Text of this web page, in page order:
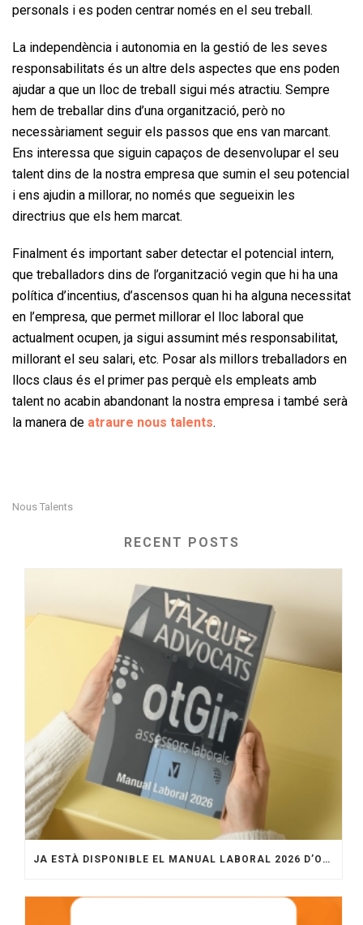
personals i es poden centrar només en el seu treball.
La independència i autonomia en la gestió de les seves
responsabilitats és un altre dels aspectes que ens poden
ajudar a que un lloc de treball sigui més atractiu. Sempre
hem de treballar dins d’una organització, però no
necessàriament seguir els passos que ens van marcant.
Ens interessa que siguin capaços de desenvolupar el seu
talent dins de la nostra empresa que sumin el seu potencial
i ens ajudin a millorar, no només que segueixin les
directrius que els hem marcat.
Finalment és important saber detectar el potencial intern,
que treballadors dins de l’organització vegin que hi ha una
política d’incentius, d’ascensos quan hi ha alguna necessitat
en l’empresa, que permet millorar el lloc laboral que
actualment ocupen, ja sigui assumint més responsabilitat,
millorant el seu salari, etc. Posar als millors treballadors en
llocs claus és el primer pas perquè els empleats amb
talent no acabin abandonant la nostra empresa i també serà
la manera de atraure nous talents.
Nous Talents
RECENT POSTS
JA ESTÀ DISPONIBLE EL MANUAL LABORAL 2026 D’OTGIR